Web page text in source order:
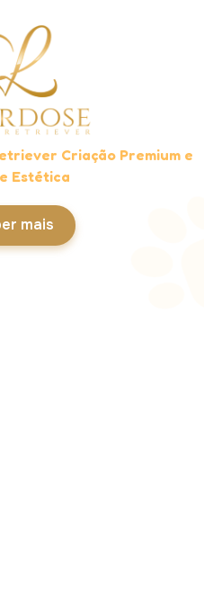
Criação Premium e
Estética
mais